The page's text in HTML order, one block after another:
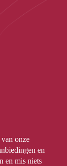
onze
en
en mis niets